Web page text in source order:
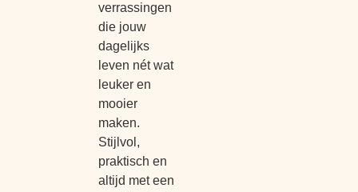
verrassingen
die jouw
dagelijks
leven nét wat
leuker en
mooier
maken.
Stijlvol,
praktisch en
altijd met een